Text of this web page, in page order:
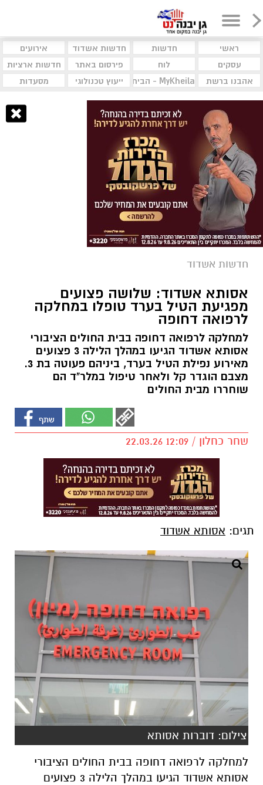
ראשי חדשות חדשות אשדוד
אירועים
עסקים
לוח פירסום באתר
חדשות ארציות
אהבנו ברשת
MyKheila - הבית לעסקים וקהילות ייעוץ טכנולוגי מסעדות
חדשות אשדוד
אסותא אשדוד: שלושה פצועים
מפגיעת הטיל בערד טופלו במחלקה
לרפואה דחופה
למחלקה לרפואה דחופה בבית החולים הציבורי
אסותא אשדוד הגיעו במהלך הלילה 3 פצועים
מאירוע נפילת הטיל בערד, ביניהם פעוטה בת 3.
מצבם הוגדר קל ולאחר טיפול במלר"ד הם
שוחררו מבית החולים
שחר כחלון / 12:09 22.03.26
תגים: אסותא אשדוד
צילום: דוברות אסותא
למחלקה לרפואה דחופה בבית החולים הציבורי
אסותא אשדוד הגיעו במהלך הלילה 3 פצועים